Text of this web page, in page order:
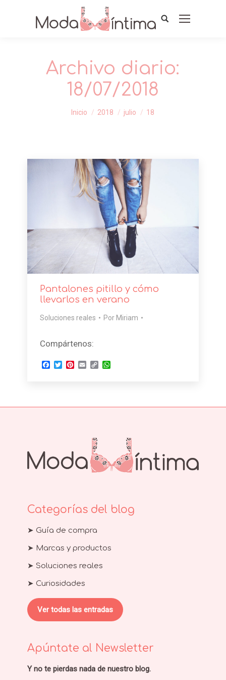
Archivo diario:
18/07/2018
Inicio 2018 julio 18
Pantalones pitillo y cómo
llevarlos en verano
Soluciones reales Por Miriam
Compártenos:
Facebook
TwitterPinterest
EmailCopyWhatsApp
Categorías del blog
➤ Guía de compra
➤ Marcas y productos
➤ Soluciones reales
➤ Curiosidades
Ver todas las entradas
Apúntate al Newsletter
Y no te pierdas nada de nuestro blog.